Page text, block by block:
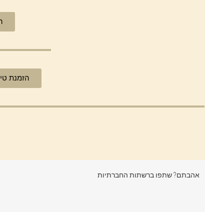
הזמנת
אהבתם? שתפו ברשתות החברתיות